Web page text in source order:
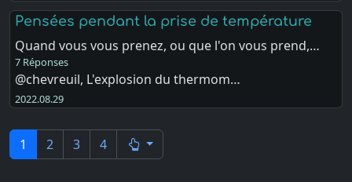
Pensées pendant la prise de température
Quand vous vous prenez, ou que l'on vous prend,…
7 Réponses
@chevreuil, L'explosion du thermom…
2022.08.29
1 2 3 4